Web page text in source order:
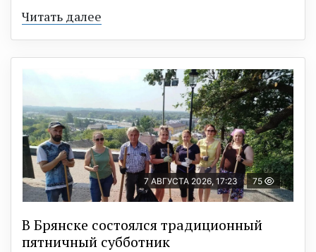
Читать далее
7 АВГУСТА 2026, 17:23 75
В Брянске состоялся традиционный
пятничный субботник